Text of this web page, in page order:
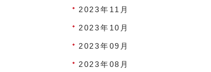
2023年11月
2023年10月
2023年09月
2023年08月